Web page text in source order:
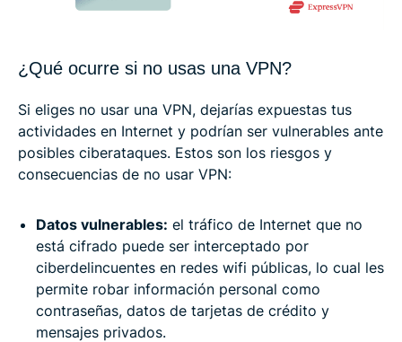
¿Qué ocurre si no usas una VPN?
Si eliges no usar una VPN, dejarías expuestas tus
actividades en Internet y podrían ser vulnerables ante
posibles ciberataques. Estos son los riesgos y
consecuencias de no usar VPN:
Datos vulnerables: el tráfico de Internet que no
está cifrado puede ser interceptado por
ciberdelincuentes en redes wifi públicas, lo cual les
permite robar información personal como
contraseñas, datos de tarjetas de crédito y
mensajes privados.